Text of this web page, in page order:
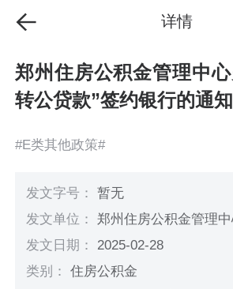
详情
郑州住房公积金管理中
转公贷款”签约银行的通知
#E类其他政策#
发文字号：暂无
发文单位：郑州住房公积金管理
发文日期： 2025-02-28
类别：住房公积金